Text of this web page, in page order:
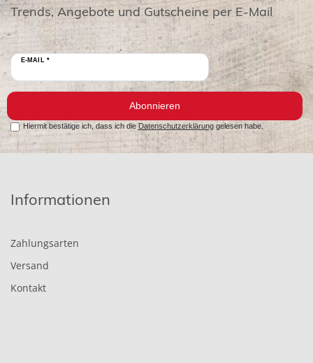
Trends, Angebote und Gutscheine per E-Mail
E-MAIL *
Abonnieren
Hiermit bestätige ich, dass ich die Datenschutzerklärunggelesen habe.
Informationen
Zahlungsarten
Versand
Kontakt